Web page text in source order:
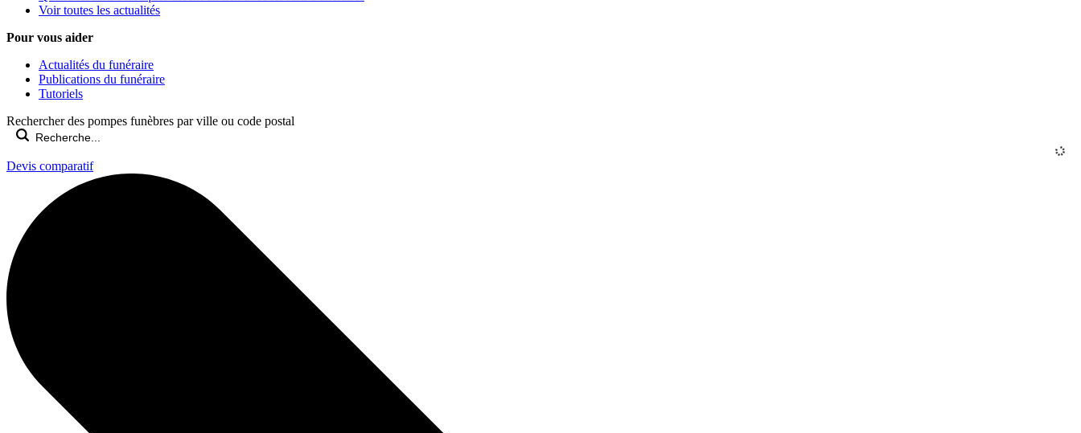
Voir toutes les actualités
Pour vous aider
Actualités du funéraire
Publications du funéraire
Tutoriels
Rechercher des pompes funèbres par ville ou code postal
Devis comparatif